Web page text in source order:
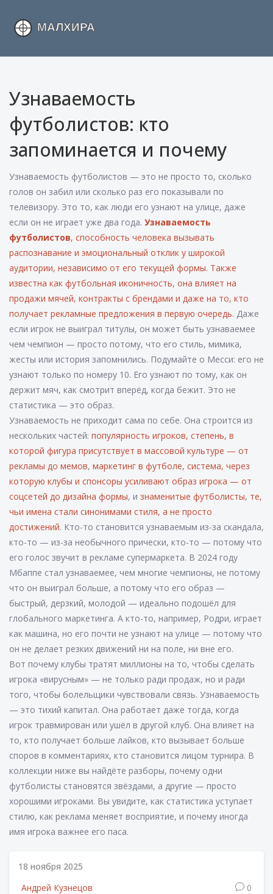
Узнаваемость
футболистов: кто
запоминается и почему
Узнаваемость футболистов — это не просто то, сколько
голов он забил или сколько раз его показывали по
телевизору. Это то, как люди его узнают на улице, даже
если он не играет уже два года. Узнаваемость
футболистов, способность человека вызывать
распознавание и эмоциональный отклик у широкой
аудитории, независимо от его текущей формы. Также
известна как футбольная иконичность, она влияет на
продажи мячей, контракты с брендами и даже на то, кто
получает рекламные предложения в первую очередь. Даже
если игрок не выиграл титулы, он может быть узнаваемее
чем чемпион — просто потому, что его стиль, мимика,
жесты или история запомнились. Подумайте о Месси: его не
узнают только по номеру 10. Его узнают по тому, как он
держит мяч, как смотрит вперёд, когда бежит. Это не
статистика — это образ.
Узнаваемость не приходит сама по себе. Она строится из
нескольких частей: популярность игроков, степень, в
которой фигура присутствует в массовой культуре — от
рекламы до мемов, маркетинг в футболе, система, через
которую клубы и спонсоры усиливают образ игрока — от
соцсетей до дизайна формы, и знаменитые футболисты, те,
чьи имена стали синонимами стиля, а не просто
достижений. Кто-то становится узнаваемым из-за скандала,
кто-то — из-за необычного прически, кто-то — потому что
его голос звучит в рекламе супермаркета. В 2024 году
Мбаппе стал узнаваемее, чем многие чемпионы, не потому
что он выиграл больше, а потому что его образ —
быстрый, дерзкий, молодой — идеально подошёл для
глобального маркетинга. А кто-то, например, Родри, играет
как машина, но его почти не узнают на улице — потому что
он не делает резких движений ни на поле, ни вне его.
Вот почему клубы тратят миллионы на то, чтобы сделать
игрока «вирусным» — не только ради продаж, но и ради
того, чтобы болельщики чувствовали связь. Узнаваемость
— это тихий капитал. Она работает даже тогда, когда
игрок травмирован или ушёл в другой клуб. Она влияет на
то, кто получает больше лайков, кто вызывает больше
споров в комментариях, кто становится лицом турнира. В
коллекции ниже вы найдёте разборы, почему одни
футболисты становятся звёздами, а другие — просто
хорошими игроками. Вы увидите, как статистика уступает
стилю, как реклама меняет восприятие, и почему иногда
имя игрока важнее его паса.
18 ноября 2025
Андрей Кузнецов
0